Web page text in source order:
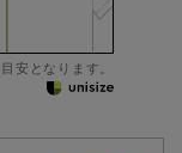
安となります。